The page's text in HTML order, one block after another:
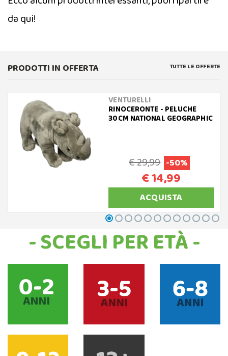
da qui!
PRODOTTI IN OFFERTA TUTTE LE OFFERTE
VENTURELLI
RINOCERONTE - PELUCHE
30CM NATIONAL GEOGRAPHIC
€ 29,99 -50%
€ 14,99
ACQUISTA
- SCEGLI PER ETÀ -